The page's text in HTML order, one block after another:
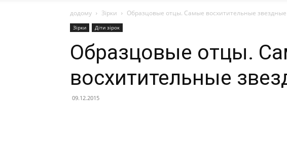
додому Зірки Образцовые отцы. Самые восхитительные
Зірки Діти зірок
Образцовые отцы.
восхитительные
09.12.2015